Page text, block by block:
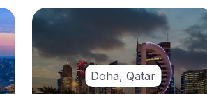
Doha, Qatar